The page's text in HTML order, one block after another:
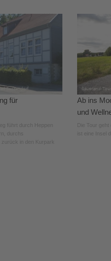
für
führt durch Heppen
durchs
in den Kurpark
Ab ins
und
Die Tour
ist eine Insel